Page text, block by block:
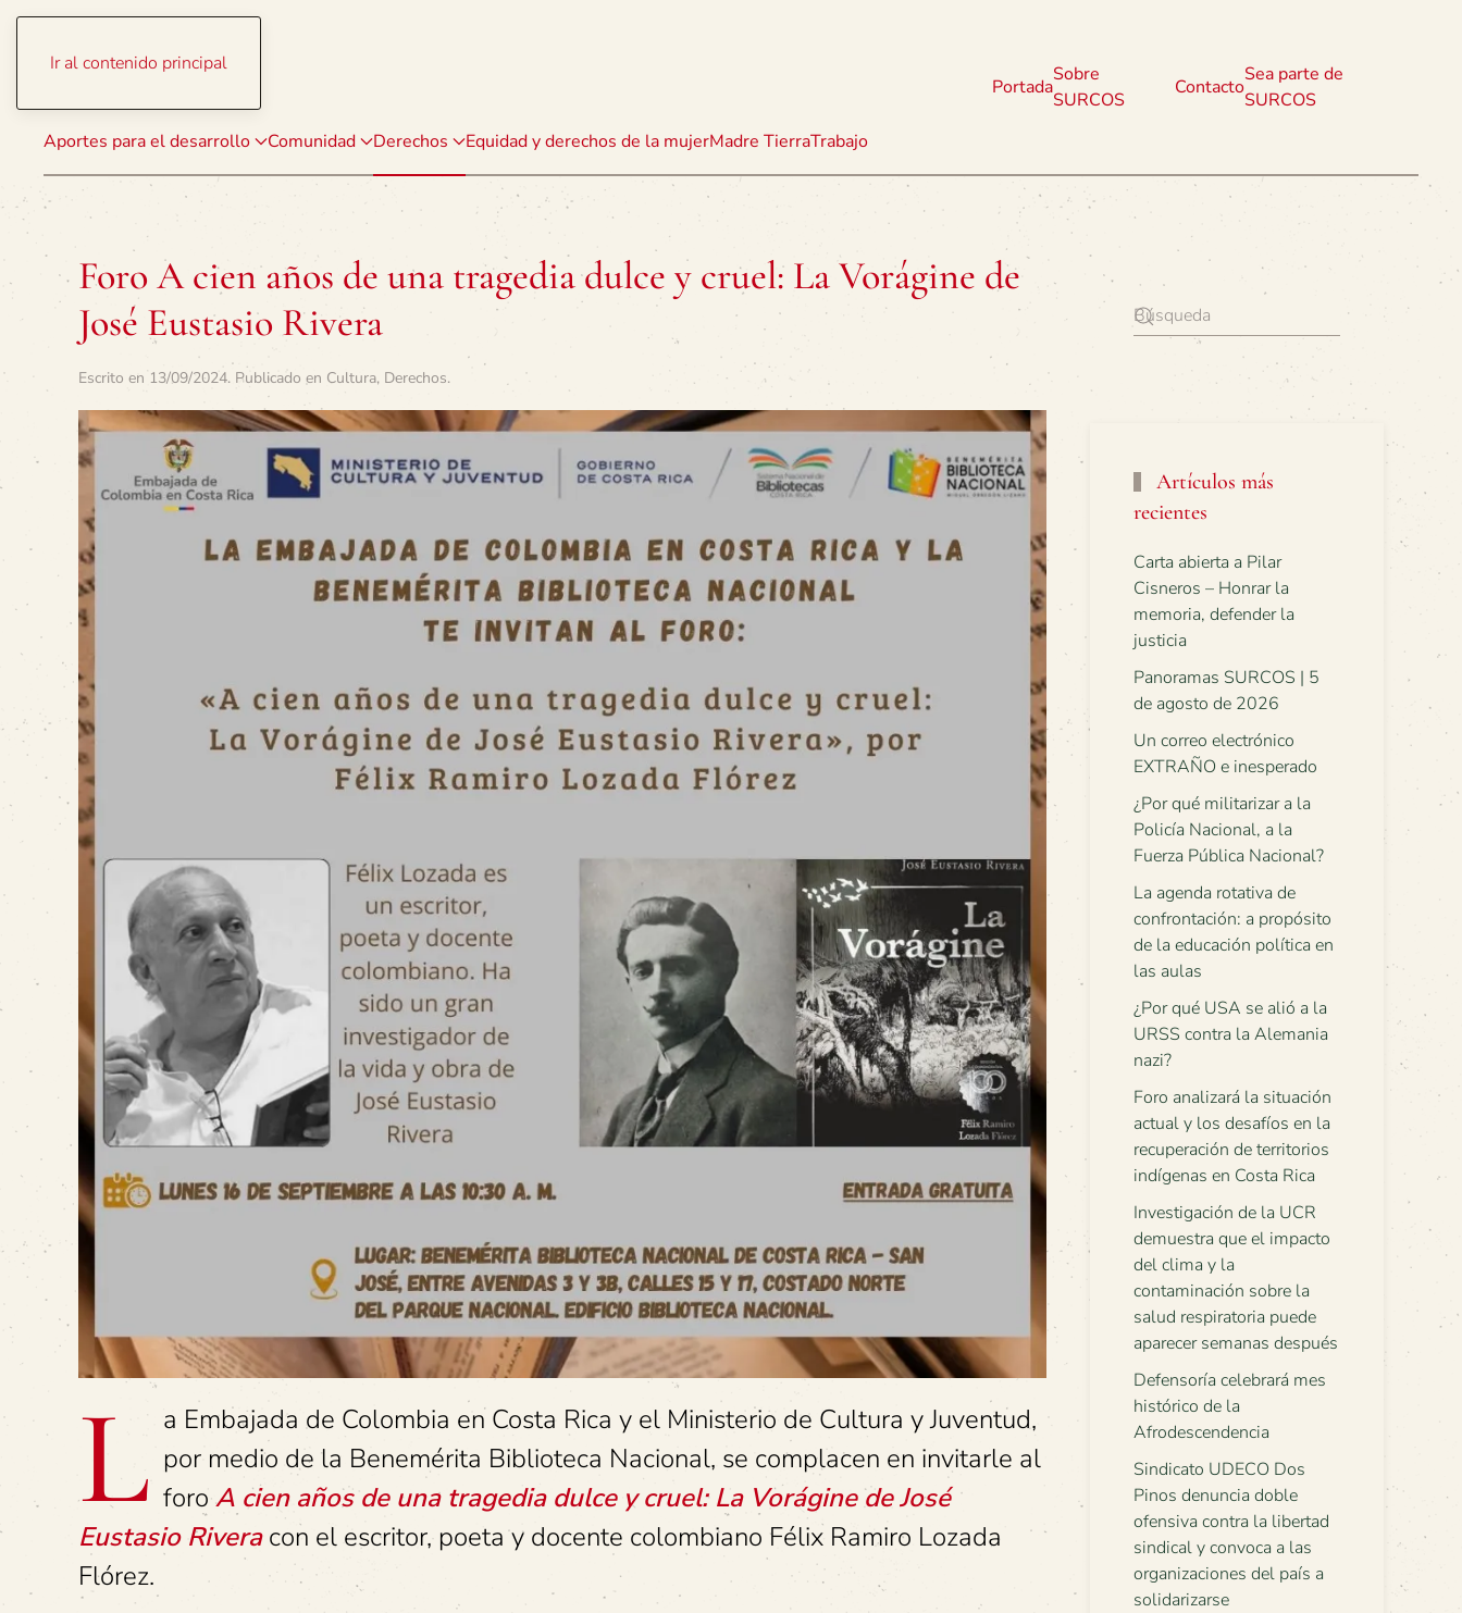
Ir al contenido principal
Aportes para el desarrollo Comunidad Derechos Equidad y derechos de la mujerMadre TierraTrabajo
Portada
Sobre
SURCOS
Contacto
Sea parte de
SURCOS
Foro A cien años de una tragedia dulce y cruel: La Vorágine de
José Eustasio Rivera
Escrito en 13/09/2024. Publicado en Cultura, Derechos.
L a Embajada de Colombia en Costa Rica y el Ministerio de Cultura y Juventud,
por medio de la Benemérita Biblioteca Nacional, se complacen en invitarle al
foroA cien años de una tragedia dulce y cruel: La Vorágine de José
Eustasio Riveracon el escritor, poeta y docente colombiano Félix Ramiro Lozada
Flórez.
Artículos más
recientes
Carta abierta a Pilar
Cisneros – Honrar la
memoria, defender la
justicia
Panoramas SURCOS | 5
de agosto de 2026
Un correo electrónico
EXTRAÑO e inesperado
¿Por qué militarizar a la
Policía Nacional, a la
Fuerza Pública Nacional?
La agenda rotativa de
confrontación: a propósito
de la educación política en
las aulas
¿Por qué USA se alió a la
URSS contra la Alemania
nazi?
Foro analizará la situación
actual y los desafíos en la
recuperación de territorios
indígenas en Costa Rica
Investigación de la UCR
demuestra que el impacto
del clima y la
contaminación sobre la
salud respiratoria puede
aparecer semanas después
Defensoría celebrará mes
histórico de la
Afrodescendencia
Sindicato UDECO Dos
Pinos denuncia doble
ofensiva contra la libertad
sindical y convoca a las
organizaciones del país a
solidarizarse